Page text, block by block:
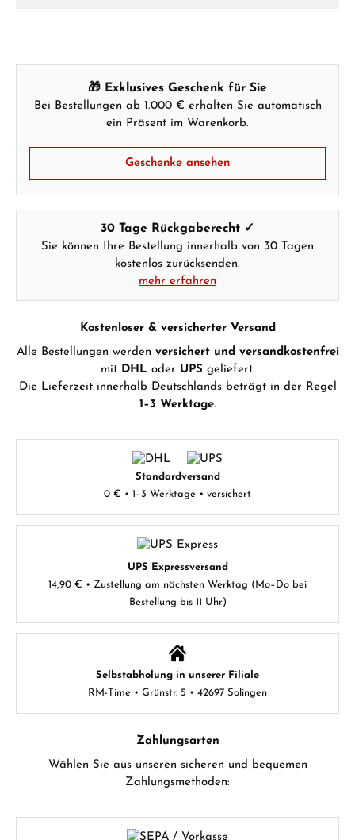
Hersteller- & Produktsicherheit
🎁 Exklusives Geschenk für Sie
Bei Bestellungen ab 1.000 € erhalten Sie automatisch
ein Präsent im Warenkorb.
Geschenke ansehen
30 Tage Rückgaberecht ✓
Sie können Ihre Bestellung innerhalb von 30 Tagen
kostenlos zurücksenden.
mehr erfahren
Kostenloser & versicherter Versand
Alle Bestellungen werden versichert und versandkostenfrei
mit DHL oder UPS geliefert.
Die Lieferzeit innerhalb Deutschlands beträgt in der Regel
1–3 Werktage.
Standardversand
0 € • 1–3 Werktage • versichert
UPS Expressversand
14,90 € • Zustellung am nächsten Werktag (Mo–Do bei
Bestellung bis 11 Uhr)
Selbstabholung in unserer Filiale
RM-Time • Grünstr. 5 • 42697 Solingen
Zahlungsarten
Wählen Sie aus unseren sicheren und bequemen
Zahlungsmethoden: